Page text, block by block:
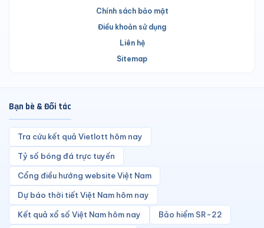
Chính sách bảo mật
Điều khoản sử dụng
Liên hệ
Sitemap
Bạn bè & Đối tác
Tra cứu kết quả Vietlott hôm nay
Tỷ số bóng đá trực tuyến
Cổng điều hướng website Việt Nam
Dự báo thời tiết Việt Nam hôm nay
Kết quả xổ số Việt Nam hôm nay Bảo hiểm SR-22